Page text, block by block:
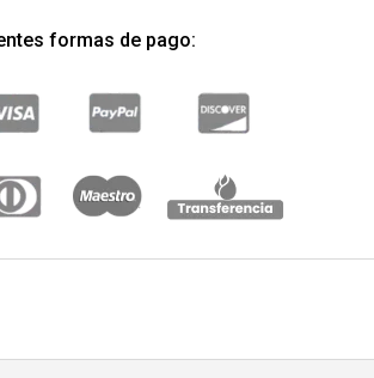
formas de pago: